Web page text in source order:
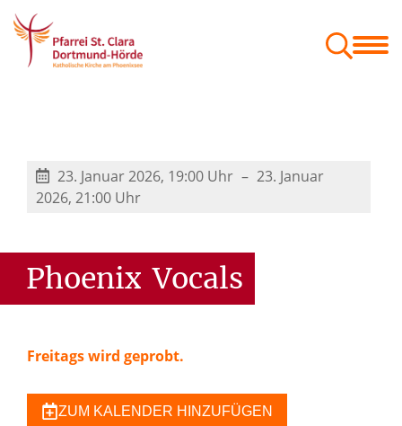
23. Januar 2026, 19:00 Uhr
23. Januar
2026, 21:00 Uhr
Phoenix Vocals
Freitags wird geprobt.
ZUM KALENDER HINZUFÜGEN